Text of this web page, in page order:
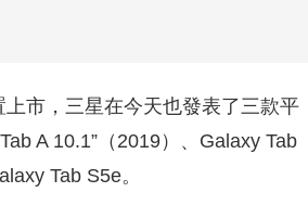
上市，三星在今天也發表了三款平
A 10.1”（2019）、Galaxy Tab
Tab S5e。